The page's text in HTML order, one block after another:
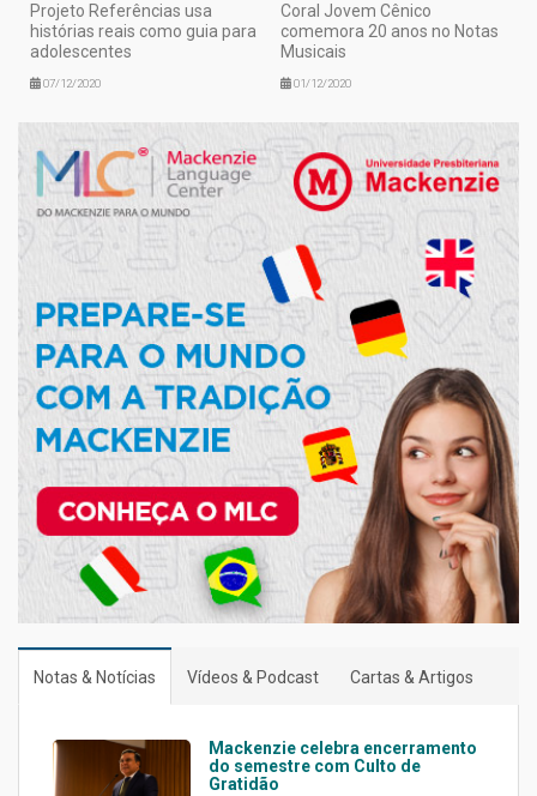
Projeto Referências usa
histórias reais como guia para
adolescentes
07/12/2020
Coral Jovem Cênico
comemora 20 anos no Notas
Musicais
01/12/2020
Notas & Notícias Vídeos & Podcast Cartas & Artigos
Mackenzie celebra encerramento
do semestre com Culto de
Gratidão